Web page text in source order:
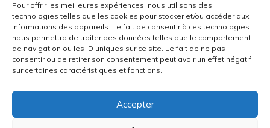
Pour offrir les meilleures expériences, nous utilisons des
technologies telles que les cookies pour stocker et/ou accéder aux
informations des appareils. Le fait de consentir à ces technologies
nous permettra de traiter des données telles que le comportement
de navigation ou les ID uniques sur ce site. Le fait de ne pas
consentir ou de retirer son consentement peut avoir un effet négatif
sur certaines caractéristiques et fonctions.
Accepter
LinkedIn
Contact
7 Rue Auguste François 54300 Lunéville
contact@cpts-faience-cristal.fr